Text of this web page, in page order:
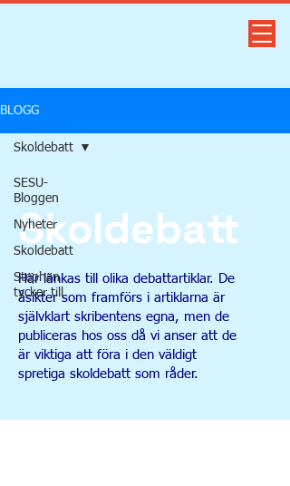
BLOGG
SESU-
Bloggen
Nyheter
Skoldebatt
Stephan
tycker till
Skoldebatt
Skoldebatt
Här länkas till olika debattartiklar. De
åsikter som framförs i artiklarna är
självklart skribentens egna, men de
publiceras hos oss då vi anser att de
är viktiga att föra i den väldigt
spretiga skoldebatt som råder.